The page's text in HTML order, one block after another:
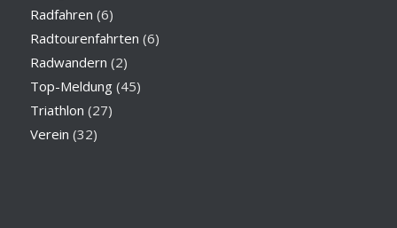
Radfahren (6)
Radtourenfahrten (6)
Radwandern (2)
Top-Meldung(45)
Triathlon (27)
Verein (32)